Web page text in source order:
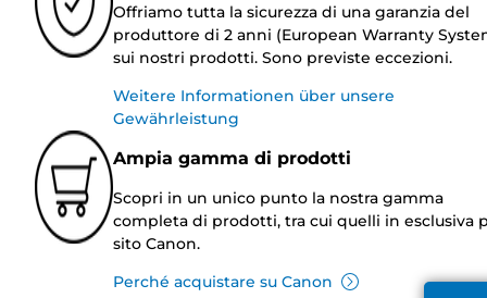
Offriamo tutta la sicurezza di una garanzia del
produttore di 2 anni (European Warranty
sui nostri prodotti. Sono previste eccezioni.
Weitere Informationen über unsere
Gewährleistung
Ampia gamma di prodotti
Scopri in un unico punto la nostra gamma
completa di prodotti, tra cui quelli in esclusiva
sito Canon.
Perché acquistare su Canon